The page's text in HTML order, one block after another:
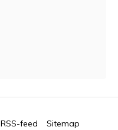
RSS-feed Sitemap